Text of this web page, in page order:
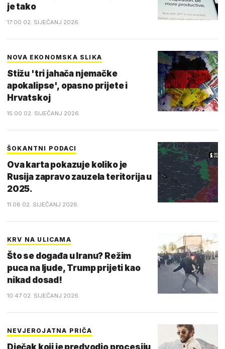
je tako
17:00 02. SIJEČANJ 2026.
NOVA EKONOMSKA SLIKA
Stižu 'tri jahača njemačke
apokalipse', opasno prijete i
Hrvatskoj
15:00 02. SIJEČANJ 2026.
ŠOKANTNI PODACI
Ova karta pokazuje koliko je
Rusija zapravo zauzela teritorija u
2025.
11:08 02. SIJEČANJ 2026.
KRV NA ULICAMA
Što se događa u Iranu? Režim
puca na ljude, Trump prijeti kao
nikad dosad!
10:47 02. SIJEČANJ 2026.
NEVJEROJATNA PRIČA
Dječak koji je predvodio procesiju